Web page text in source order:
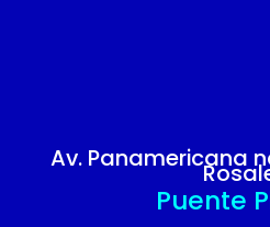
Av. Panamericana
Puente